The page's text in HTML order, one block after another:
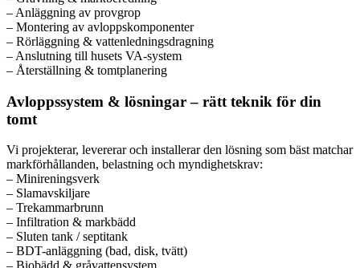
– Anläggning av provgrop
– Montering av avloppskomponenter
– Rörläggning & vattenledningsdragning
– Anslutning till husets VA-system
– Återställning & tomtplanering
Avloppssystem & lösningar – rätt teknik för din
tomt
Vi projekterar, levererar och installerar den lösning som bäst matchar
markförhållanden, belastning och myndighetskrav:
– Minireningsverk
– Slamavskiljare
– Trekammarbrunn
– Infiltration & markbädd
– Sluten tank / septitank
– BDT-anläggning (bad, disk, tvätt)